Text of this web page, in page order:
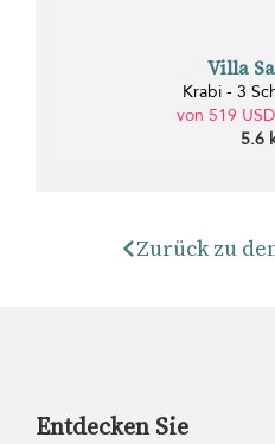
Villa
Krabi - 3
von 519
5.6
Zurück zu
Entdecken Sie